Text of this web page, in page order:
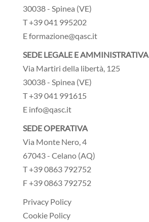
30038 - Spinea (VE)
T +39 041 995202
E formazione@qasc.it
SEDE LEGALE E AMMINISTRATIVA
Via Martiri della libertà, 125
30038 - Spinea (VE)
T +39 041 991615
E info@qasc.it
SEDE OPERATIVA
Via Monte Nero, 4
67043 - Celano (AQ)
T +39 0863 792752
F +39 0863 792752
Privacy Policy
Cookie Policy